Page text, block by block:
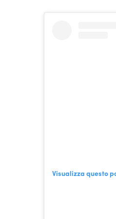
Visualizza questo